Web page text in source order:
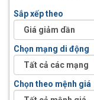
Sắp xếp theo
Chọn mạng di động
Chọn theo mệnh giá